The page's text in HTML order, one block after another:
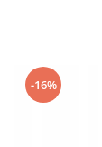
-16%